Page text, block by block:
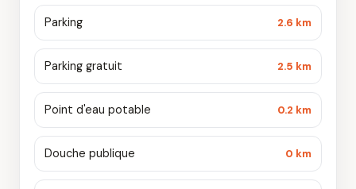
Parking 2.6 km
Parking gratuit 2.5 km
Point d'eau potable 0.2 km
Douche publique 0 km